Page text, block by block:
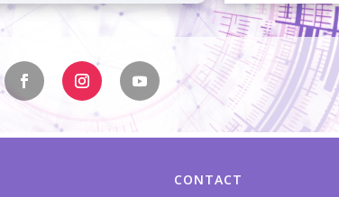
CONTACT